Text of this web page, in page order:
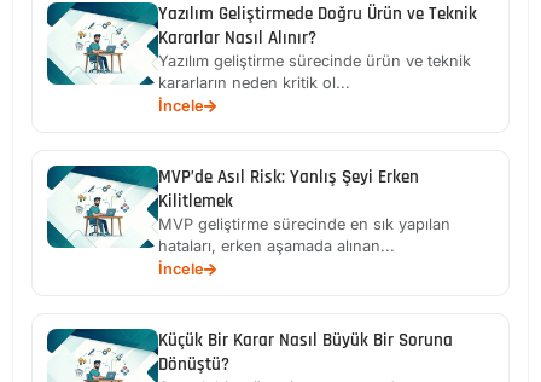
Yazılım Geliştirmede Doğru Ürün ve Teknik
Kararlar Nasıl Alınır?
Yazılım geliştirme sürecinde ürün ve teknik
kararların neden kritik ol...
İncele
MVP’de Asıl Risk: Yanlış Şeyi Erken
Kilitlemek
MVP geliştirme sürecinde en sık yapılan
hataları, erken aşamada alınan...
İncele
Küçük Bir Karar Nasıl Büyük Bir Soruna
Dönüştü?